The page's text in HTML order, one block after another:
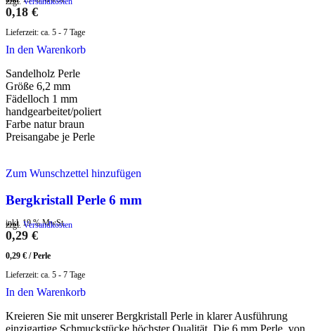
0,18 €
Lieferzeit: ca. 5 - 7 Tage
In den Warenkorb
Sandelholz Perle
Größe 6,2 mm
Fädelloch 1 mm
handgearbeitet/poliert
Farbe natur braun
Preisangabe je Perle
Zum Wunschzettel hinzufügen
Bergkristall Perle 6 mm
inkl. 19 % MwSt.
zzgl. Versandkosten
0,29 €
0,29 € /Perle
Lieferzeit: ca. 5 - 7 Tage
In den Warenkorb
Kreieren Sie mit unserer Bergkristall Perle in klarer Ausführung
einzigartige Schmuckstücke höchster Qualität. Die 6 mm Perle, von